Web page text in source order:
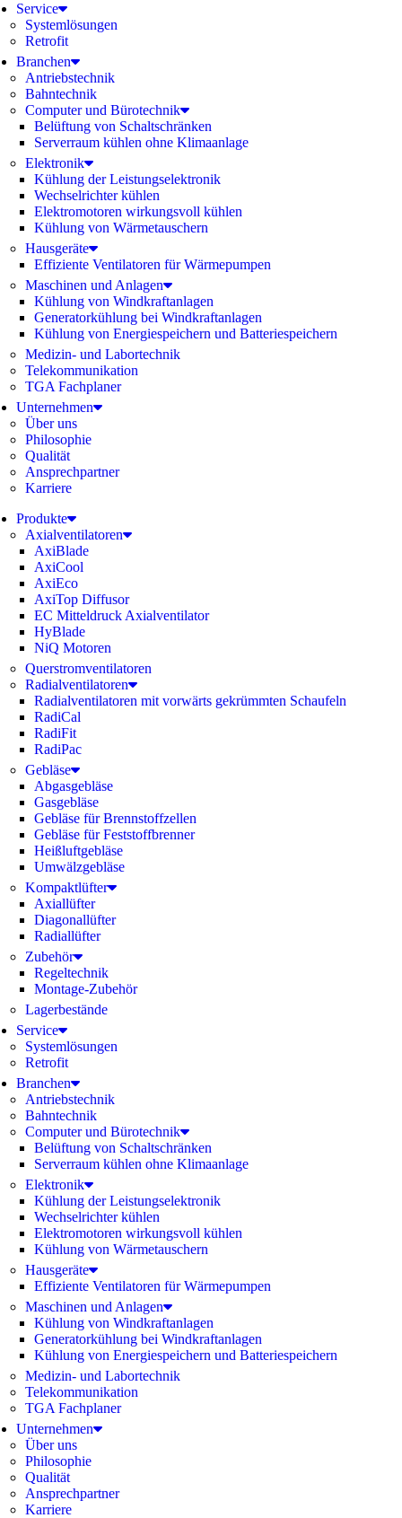
Service
Systemlösungen
Retrofit
Branchen
Antriebstechnik
Bahntechnik
Computer und Bürotechnik
Belüftung von Schaltschränken
Serverraum kühlen ohne Klimaanlage
Elektronik
Kühlung der Leistungselektronik
Wechselrichter kühlen
Elektromotoren wirkungsvoll kühlen
Kühlung von Wärmetauschern
Hausgeräte
Effiziente Ventilatoren für Wärmepumpen
Maschinen und Anlagen
Kühlung von Windkraftanlagen
Generatorkühlung bei Windkraftanlagen
Kühlung von Energiespeichern und Batteriespeichern
Medizin- und Labortechnik
Telekommunikation
TGA Fachplaner
Unternehmen
Über uns
Philosophie
Qualität
Ansprechpartner
Karriere
Produkte
Axialventilatoren
AxiBlade
AxiCool
AxiEco
AxiTop Diffusor
EC Mitteldruck Axialventilator
HyBlade
NiQ Motoren
Querstromventilatoren
Radialventilatoren
Radialventilatoren mit vorwärts gekrümmten Schaufeln
RadiCal
RadiFit
RadiPac
Gebläse
Abgasgebläse
Gasgebläse
Gebläse für Brennstoffzellen
Gebläse für Feststoffbrenner
Heißluftgebläse
Umwälzgebläse
Kompaktlüfter
Axiallüfter
Diagonallüfter
Radiallüfter
Zubehör
Regeltechnik
Montage-Zubehör
Lagerbestände
Service
Systemlösungen
Retrofit
Branchen
Antriebstechnik
Bahntechnik
Computer und Bürotechnik
Belüftung von Schaltschränken
Serverraum kühlen ohne Klimaanlage
Elektronik
Kühlung der Leistungselektronik
Wechselrichter kühlen
Elektromotoren wirkungsvoll kühlen
Kühlung von Wärmetauschern
Hausgeräte
Effiziente Ventilatoren für Wärmepumpen
Maschinen und Anlagen
Kühlung von Windkraftanlagen
Generatorkühlung bei Windkraftanlagen
Kühlung von Energiespeichern und Batteriespeichern
Medizin- und Labortechnik
Telekommunikation
TGA Fachplaner
Unternehmen
Über uns
Philosophie
Qualität
Ansprechpartner
Karriere